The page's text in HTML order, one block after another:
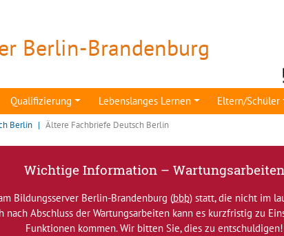
Berlin-Brandenburg
Qualifizierung Lebenslanges Lernen Eltern/Schüler
Berlin Ältere Fachbriefe Deutsch Berlin
Wichtige Information – Wartungsarbeiten
Bildungsserver Berlin-Brandenburg (bbb) statt, die nicht im
Abschluss der Wartungsarbeiten kann es kurzfristig zu
Funktionen kommen. Wir bitten Sie, dies zu entschuldigen!